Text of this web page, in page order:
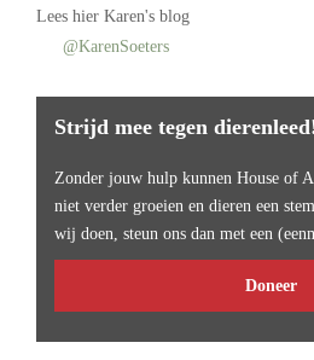
Lees hier Karen's blog
@KarenSoeters
Strijd mee tegen
Zonder jouw hulp kunnen House of
niet verder groeien en dieren een
wij doen, steun ons dan met een
Doneer